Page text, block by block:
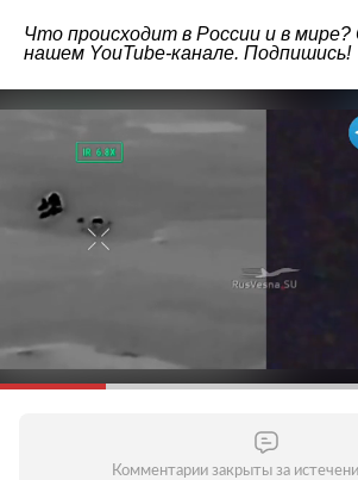
Что происходит в России и в мире?
нашем YouTube-канале. Подпишись!
Комментарии закрыты за